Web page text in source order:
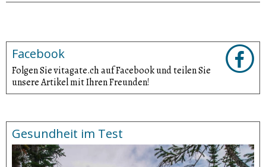
Facebook
Folgen Sie vitagate.ch auf Facebook und teilen Sie
unsere Artikel mit Ihren Freunden!
Gesundheit im Test